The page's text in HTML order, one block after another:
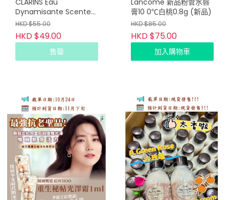
CLARINS Eau
Dynamisante Scented
Candle 35g
HKD $55.00
HKD $49.00
售罄
Lancome 新品粉管水唇
膏10 0℃白桃0.8g (新品)
HKD $85.00
HKD $75.00
加入購物車